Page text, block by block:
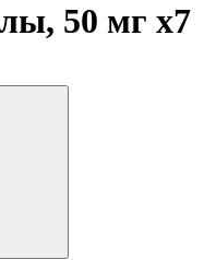
50 мг x7